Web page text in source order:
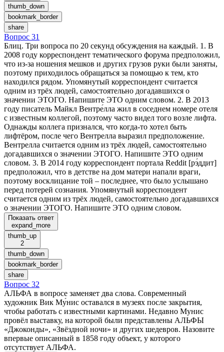
thumb_down
bookmark_border
share
Вопрос 31
Блиц. Три вопроса по 20 секунд обсуждения на каждый. 1. В
2008 году корреспондент тематического форума предположил,
что из-за ношения мешков и других грузов руки были заняты,
поэтому приходилось обращаться за помощью к тем, кто
находился рядом. Упомянутый корреспондент считается
одним из трёх людей, самостоятельно догадавшихся о
значении ЭТОГО. Напишите ЭТО одним словом. 2. В 2013
году писатель Майкл Вентре́лла жил в соседнем номере отеля
с известным коллегой, поэтому часто видел того возле лифта.
Однажды коллега признался, что когда-то хотел быть
лифтёром, после чего Вентрелла выразил предположение.
Вентрелла считается одним из трёх людей, самостоятельно
догадавшихся о значении ЭТОГО. Напишите ЭТО одним
словом. 3. В 2014 году корреспондент портала Reddit [рэ́ддит]
предположил, что в детстве на дом матери напали враги,
поэтому восклицание той – последнее, что было услышано
перед потерей сознания. Упомянутый корреспондент
считается одним из трёх людей, самостоятельно догадавшихся
о значении ЭТОГО. Напишите ЭТО одним словом.
Показать ответ
expand_more
thumb_up
2
thumb_down
bookmark_border
share
Вопрос 32
АЛЬФА в вопросе заменяет два слова. Современный
художник Вик Му́нис оставался в музеях после закрытия,
чтобы работать с известными картинами. Недавно Мунис
провёл выставку, на которой были представлены АЛЬФЫ
«Джоконды», «Звёздной ночи» и других шедевров. Назовите
впервые описанный в 1858 году объект, у которого
отсутствует АЛЬФА.